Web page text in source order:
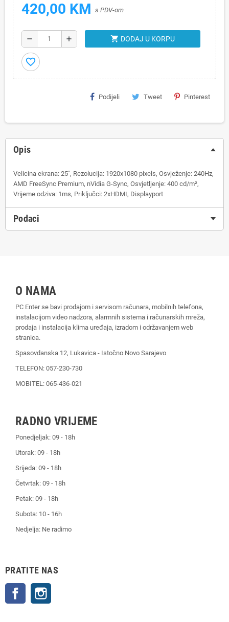
420,00 KM s PDV-om
remove add shopping_cart DODAJ U KORPU
favorite_border
Podijeli Tweet Pinterest
Opis
Velicina ekrana: 25", Rezolucija: 1920x1080 pixels, Osvježenje: 240Hz,
AMD FreeSync Premium, nVidia G-Sync, Osvjetljenje: 400 cd/m²,
Vrijeme odziva: 1ms, Priključci: 2xHDMI, Displayport
Podaci
O NAMA
PC Enter se bavi prodajom i servisom računara, mobilnih telefona,
instalacijom video nadzora, alarmnih sistema i računarskih mreža,
prodaja i instalacija klima uređaja, izradom i održavanjem web
stranica.
Spasovdanska 12, Lukavica - Istočno Novo Sarajevo
TELEFON: 057-230-730
MOBITEL: 065-436-021
RADNO VRIJEME
Ponedjeljak: 09 - 18h
Utorak: 09 - 18h
Srijeda: 09 - 18h
Četvrtak: 09 - 18h
Petak: 09 - 18h
Subota: 10 - 16h
Nedjelja: Ne radimo
PRATITE NAS
Facebook